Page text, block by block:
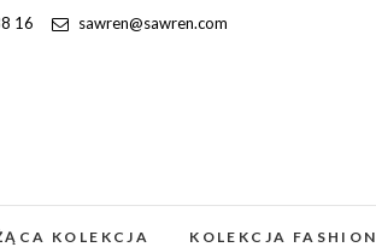
16 sawren@sawren.com
KOLEKCJA KOLEKCJA FASHION